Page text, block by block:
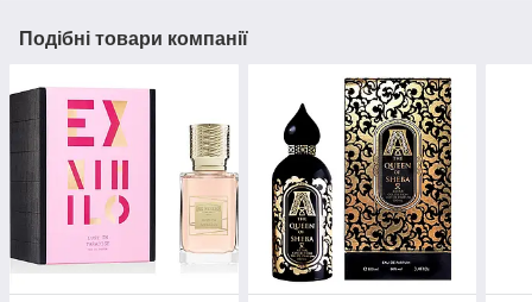
Подібні товари компанії